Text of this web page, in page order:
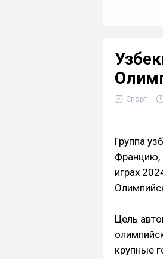
Спорт
Группа
Францию,
играх
Цель
крупные